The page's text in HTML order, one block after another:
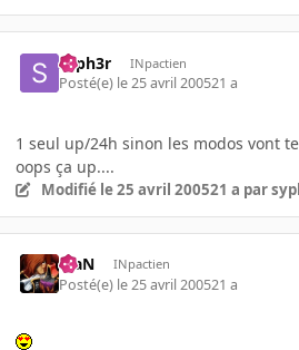
syph3r INpactien
Posté(e) le 25 avril 200521 a
1 seul up/24h sinon les modos vont
oops ça up....
Modifié le 25 avril 200521 a par
KiaN INpactien
Posté(e) le 25 avril 200521 a